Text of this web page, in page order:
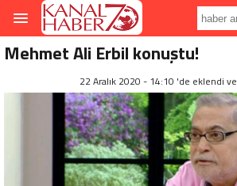
Mehmet Ali Erbil konuştu!
22 Aralık 2020 - 14:10 'de eklendi ve